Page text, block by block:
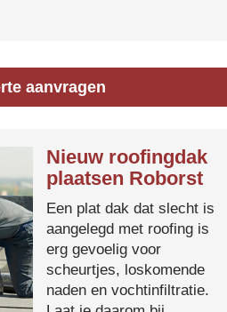
aanvragen
Nieuw roofingdak
plaatsen Roborst
Een plat dak dat slecht is
aangelegd met roofing is
erg gevoelig voor
scheurtjes, loskomende
naden en vochtinfiltratie.